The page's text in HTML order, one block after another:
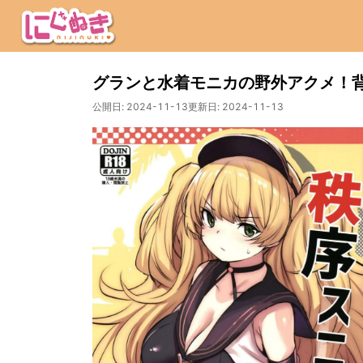
グランと水着モニカの野外アクメ！
公開日: 2024-11-13更新日: 2024-11-13